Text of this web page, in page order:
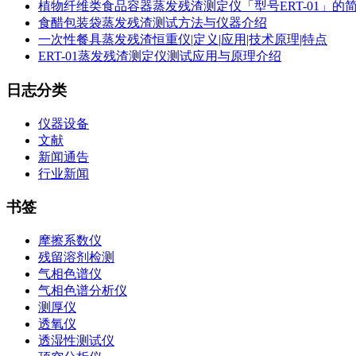
植物纤维类食品容器蒸发残渣测定仪「型号ERT-01」的
食醋包装袋蒸发残渣测试方法与仪器介绍
一次性餐具蒸发残渣恒重仪|定义|应用|技术原理|特点
ERT-01蒸发残渣测定仪测试应用与原理介绍
日志分类
仪器设备
文献
新闻通告
行业新闻
书签
摩擦系数仪
残留溶剂检测
气相色谱仪
气相色谱分析仪
测厚仪
透氧仪
透湿性测试仪